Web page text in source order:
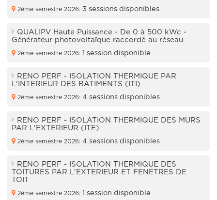
2ème semestre 2026: 3 sessions disponibles
QUALIPV Haute Puissance - De 0 à 500 kWc -
Générateur photovoltaïque raccordé au réseau
2ème semestre 2026: 1 session disponible
RENO PERF - ISOLATION THERMIQUE PAR
L'INTERIEUR DES BATIMENTS (ITI)
2ème semestre 2026: 4 sessions disponibles
RENO PERF - ISOLATION THERMIQUE DES MURS
PAR L'EXTERIEUR (ITE)
2ème semestre 2026: 4 sessions disponibles
RENO PERF - ISOLATION THERMIQUE DES
TOITURES PAR L'EXTERIEUR ET FENETRES DE
TOIT
2ème semestre 2026: 1 session disponible